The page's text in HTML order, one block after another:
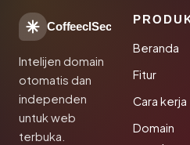
CoffeeclSec
Intelijen domain
otomatis dan
independen
untuk web
terbuka.
Beranda
Fitur
Cara kerja
Domain